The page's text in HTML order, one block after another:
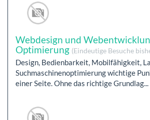
Webdesign und
Optimierung (Eindeutige Besuche
Design, Bedienbarkeit, Mobilfähigkeit,
Suchmaschinenoptimierung wichtige
einer Seite. Ohne das richtige Grundlag...